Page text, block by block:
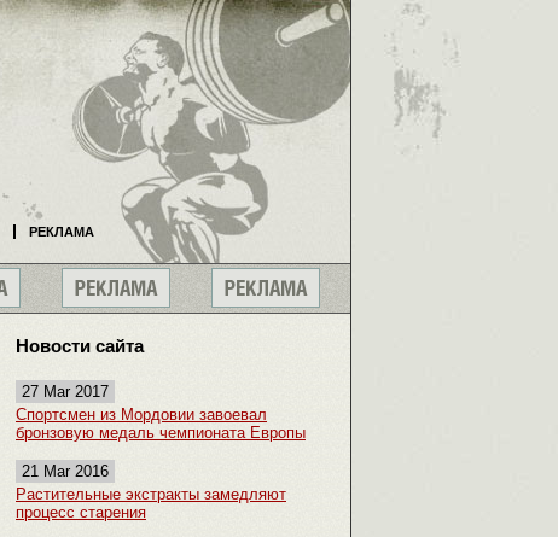
Новости сайта
27 Mar 2017
Спортсмен из Мордовии завоевал
бронзовую медаль чемпионата Европы
21 Mar 2016
Растительные экстракты замедляют
процесс старения
РЕКЛАМА